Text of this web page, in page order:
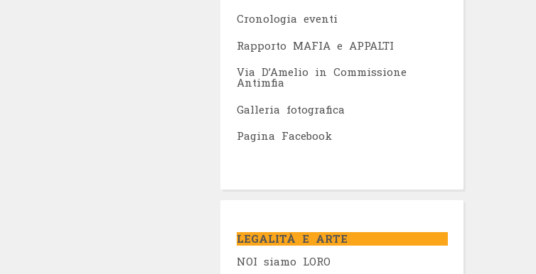
Cronologia eventi
Rapporto MAFIA e APPALTI
Via D’Amelio in Commissione
Antimfia
Galleria fotografica
Pagina Facebook
LEGALITÀ E ARTE
NOI siamo LORO